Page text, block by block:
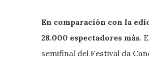
En comparación con la
28.000 espectadores más.
semifinal del Festival da